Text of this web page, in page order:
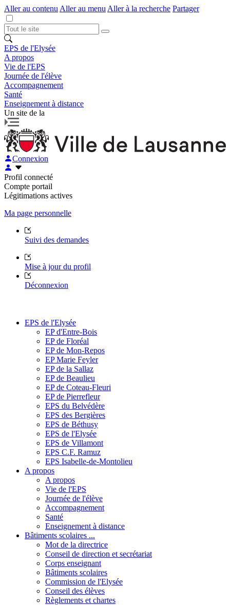
Aller au contenu Aller au menu Aller à la recherche Partager
EPS de l'Elysée
A propos
Vie de l'EPS
Journée de l'élève
Accompagnement
Santé
Enseignement à distance
Un site de la
Connexion
Profil connecté
Compte portail
Légitimations actives
Ma page personnelle
Suivi des demandes
Mise à jour du profil
Déconnexion
EPS de l'Elysée
EP d'Entre-Bois
EP de Floréal
EP de Mon-Repos
EP Marie Feyler
EP de la Sallaz
EP de Beaulieu
EP de Coteau-Fleuri
EP de Pierrefleur
EPS du Belvédère
EPS des Bergières
EPS de Béthusy
EPS de l'Elysée
EPS de Villamont
EPS C.F. Ramuz
EPS Isabelle-de-Montolieu
A propos
A propos
Vie de l'EPS
Journée de l'élève
Accompagnement
Santé
Enseignement à distance
Bâtiments scolaires ...
Mot de la directrice
Conseil de direction et secrétariat
Corps enseignant
Bâtiments scolaires
Commission de l'Elysée
Conseil des élèves
Règlements et chartes